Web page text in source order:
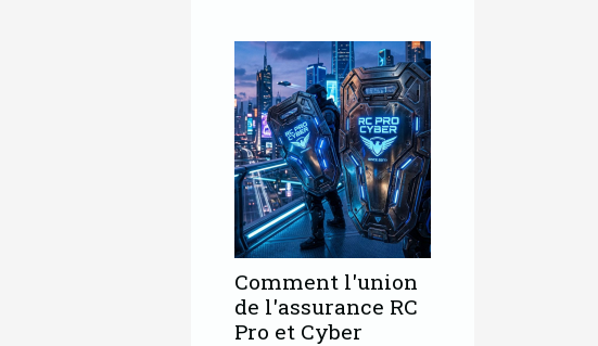
Comment l'union
de l'assurance RC
Pro et Cyber